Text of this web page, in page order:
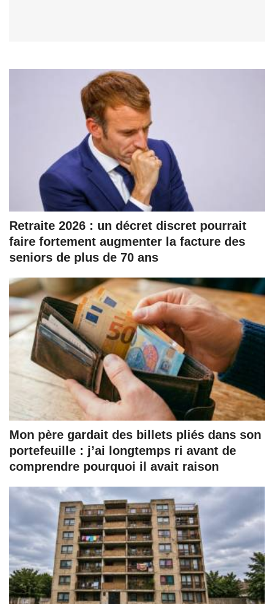
Retraite 2026 : un décret discret pourrait
faire fortement augmenter la facture des
seniors de plus de 70 ans
Mon père gardait des billets pliés dans son
portefeuille : j’ai longtemps ri avant de
comprendre pourquoi il avait raison